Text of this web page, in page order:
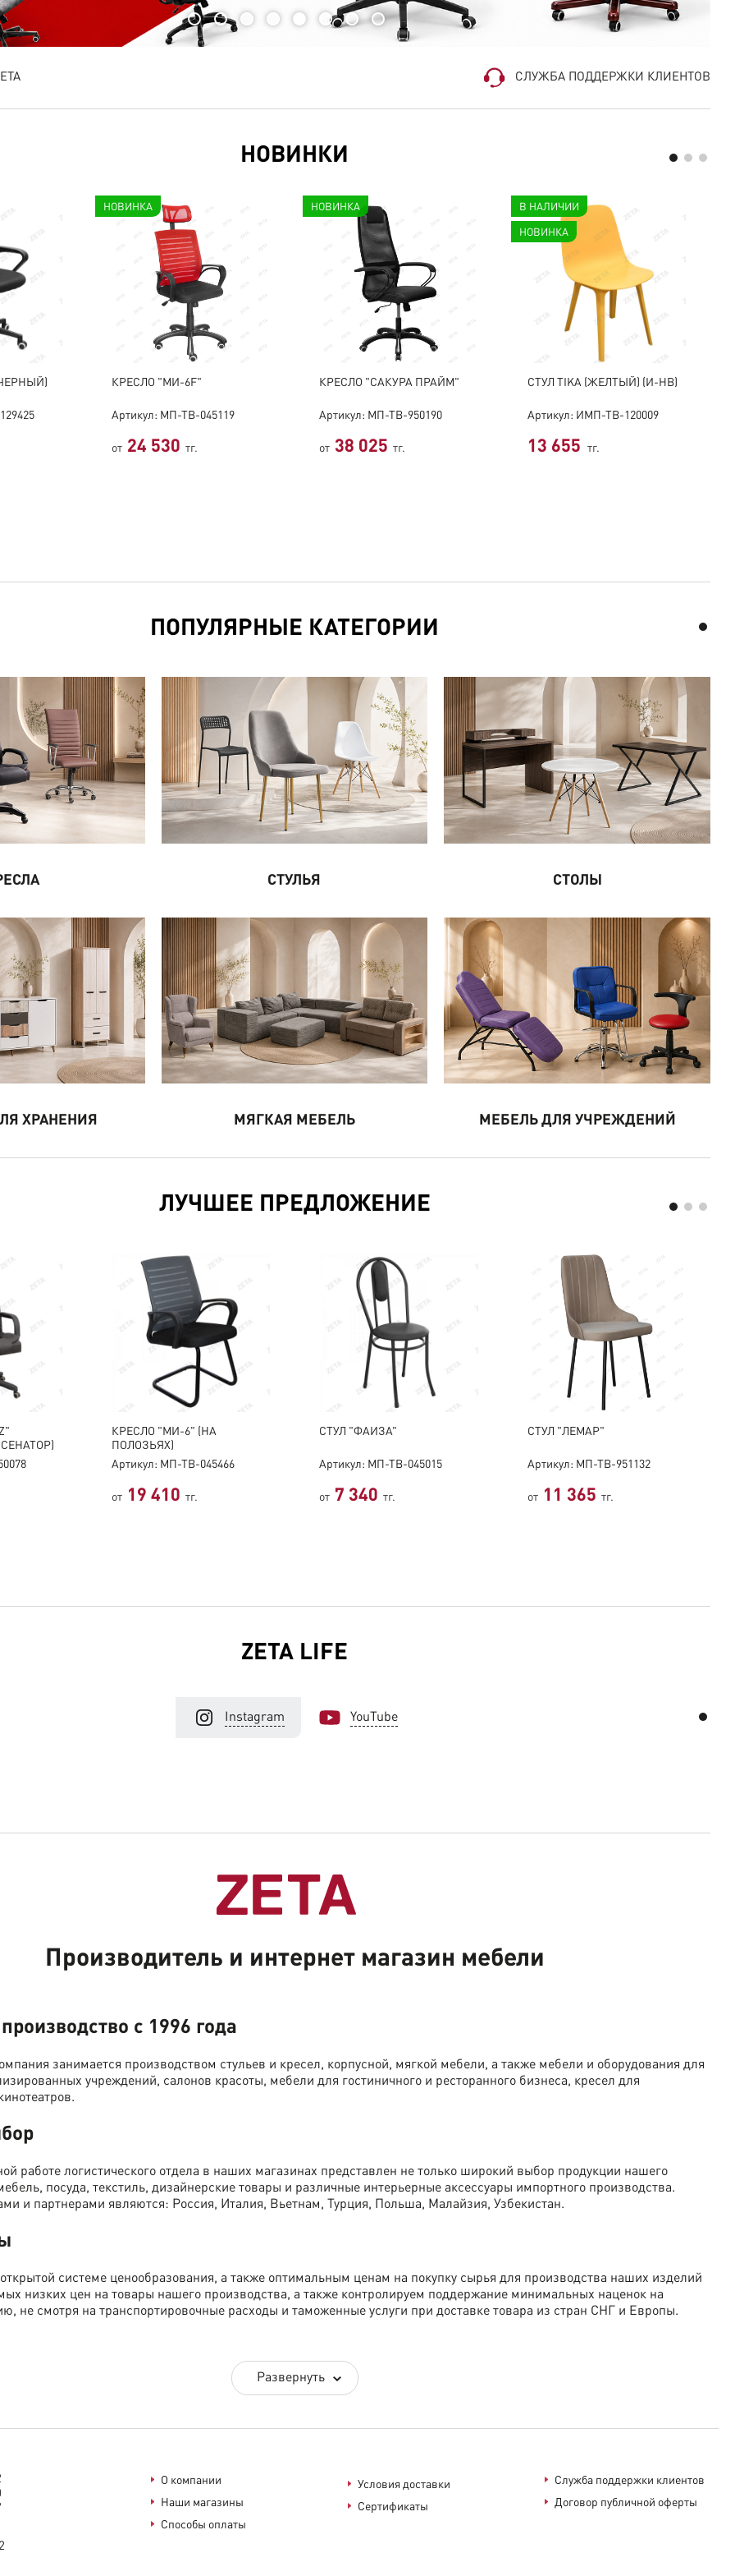
СЛУЖБА ПОДДЕРЖКИ КЛИЕНТОВ
НОВИНКИ
НОВИНКА
КРЕСЛО "МИ-6F"
Артикул: МП-ТВ-045119
от 24 530 тг.
НОВИНКА
КРЕСЛО "САКУРА ПРАЙМ"
Артикул: МП-ТВ-950190
от 38 025 тг.
В НАЛИЧИИ
НОВИНКА
СТУЛ TIKA (ЖЕЛТЫЙ) (И-HB)
Артикул: ИМП-ТВ-120009
13 655 тг.
ПОПУЛЯРНЫЕ КАТЕГОРИИ
СТУЛЬЯ СТОЛЫ
ХРАНЕНИЯ МЯГКАЯ МЕБЕЛЬ МЕБЕЛЬ ДЛЯ УЧРЕЖДЕНИЙ
ЛУЧШЕЕ ПРЕДЛОЖЕНИЕ
КРЕСЛО "МИ-6" (НА
ПОЛОЗЬЯХ)
Артикул: МП-ТВ-045466
от 19 410 тг.
СТУЛ "ФАИЗА"
Артикул: МП-ТВ-045015
от 7 340 тг.
СТУЛ "ЛЕМАР"
Артикул: МП-ТВ-951132
от 11 365 тг.
ZETA LIFE
Instagram YouTube
Производитель и интернет магазин мебели
с 1996 года
занимается производством стульев и кресел, корпусной, мягкой мебели, а также мебели и оборудования для
учреждений, салонов красоты, мебели для гостиничного и ресторанного бизнеса, кресел для
работе логистического отдела в наших магазинах представлен не только широкий выбор продукции нашего
посуда, текстиль, дизайнерские товары и различные интерьерные аксессуары импортного производства.
и партнерами являются: Россия, Италия, Вьетнам, Турция, Польша, Малайзия, Узбекистан.
системе ценообразования, а также оптимальным ценам на покупку сырья для производства наших изделий
низких цен на товары нашего производства, а также контролируем поддержание минимальных наценок на
не смотря на транспортировочные расходы и таможенные услуги при доставке товара из стран СНГ и Европы.
наличии со склада или магазина - мы доставляем по городу Талдыкорган.
Развернуть
О компании
Наши магазины
Способы оплаты
Условия доставки
Сертификаты
Служба поддержки клиентов
Договор публичной оферты